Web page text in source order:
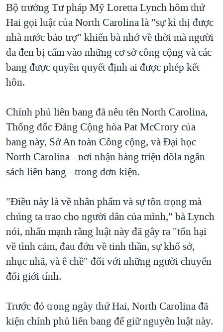
Bộ trưởng Tư pháp Mỹ Loretta Lynch hôm thứ
Hai gọi luật của North Carolina là "sự kì thị được
nhà nước bảo trợ" khiến bà nhớ về thời mà người
da đen bị cấm vào những cơ sở công cộng và các
bang được quyền quyết định ai được phép kết
hôn.
Chính phủ liên bang đã nêu tên North Carolina,
Thống đốc Đảng Cộng hòa Pat McCrory của
bang này, Sở An toàn Công cộng, và Đại học
North Carolina - nơi nhận hàng triệu đôla ngân
sách liên bang - trong đơn kiện.
"Điều này là về nhân phẩm và sự tôn trọng mà
chúng ta trao cho người dân của mình," bà Lynch
nói, nhấn mạnh rằng luật này đã gây ra "tổn hại
về tình cảm, đau đớn về tinh thần, sự khổ sở,
nhục nhã, và ê chề" đối với những người chuyển
đổi giới tính.
Trước đó trong ngày thứ Hai, North Carolina đã
kiện chính phủ liên bang để giữ nguyên luật này.